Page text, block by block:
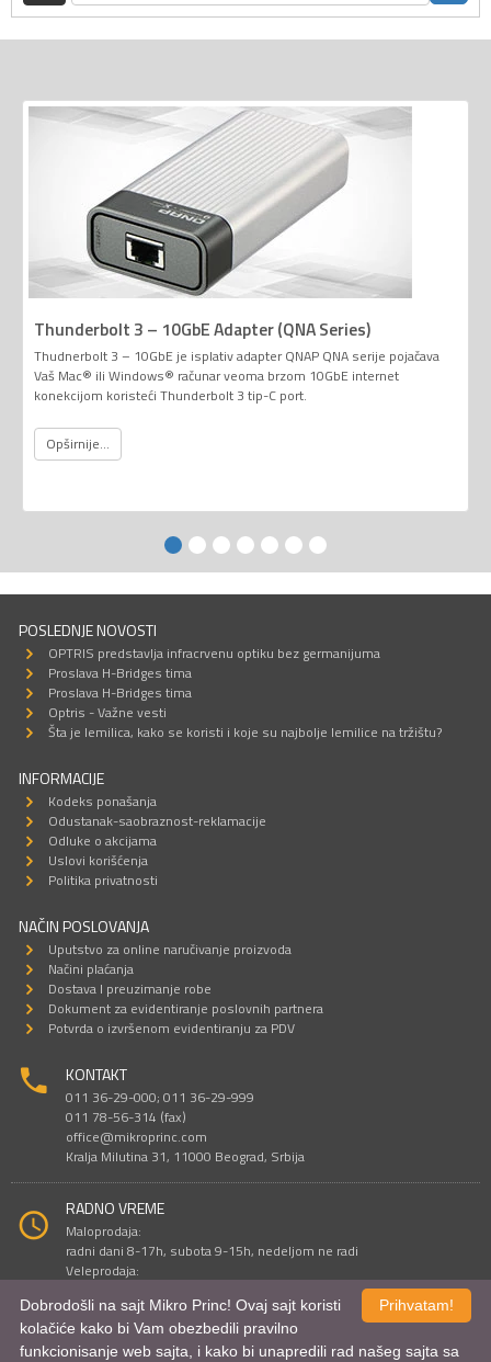
Thunderbolt 3 – 10GbE Adapter (QNA Series)
Thudnerbolt 3 – 10GbE je isplativ adapter QNAP QNA serije pojačava
Vaš Mac® ili Windows® računar veoma brzom 10GbE internet
konekcijom koristeći Thunderbolt 3 tip-C port.
Opširnije...
POSLEDNJE NOVOSTI
OPTRIS predstavlja infracrvenu optiku bez germanijuma
Proslava H-Bridges tima
Proslava H-Bridges tima
Optris - Važne vesti
Šta je lemilica, kako se koristi i koje su najbolje lemilice na tržištu?
INFORMACIJE
Kodeks ponašanja
Odustanak-saobraznost-reklamacije
Odluke o akcijama
Uslovi korišćenja
Politika privatnosti
NAČIN POSLOVANJA
Uputstvo za online naručivanje proizvoda
Načini plaćanja
Dostava I preuzimanje robe
Dokument za evidentiranje poslovnih partnera
Potvrda o izvršenom evidentiranju za PDV
KONTAKT
011 36-29-000; 011 36-29-999
011 78-56-314 (fax)
office@mikroprinc.com
Kralja Milutina 31, 11000 Beograd, Srbija
RADNO VREME
Maloprodaja:
radni dani 8-17h, subota 9-15h, nedeljom ne radi
Veleprodaja:
Prihvatam!
Dobrodošli na sajt Mikro Princ! Ovaj sajt koristi
kolačiće kako bi Vam obezbedili pravilno
funkcionisanje web sajta, i kako bi unapredili rad našeg sajta sa